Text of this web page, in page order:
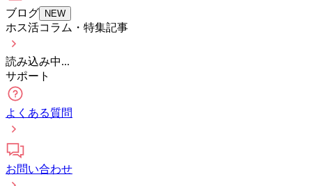
ブログ NEW
ホス活コラム・特集記事
読み込み中...
サポート
よくある質問
お問い合わせ